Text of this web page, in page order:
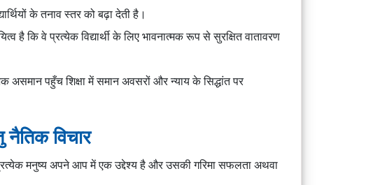
के तनाव स्तर को बढ़ा देती है।
है कि वे प्रत्येक विद्यार्थी के लिए भावनात्मक रूप से सुरक्षित वातावरण
असमान पहुँच शिक्षा में समान अवसरों और न्याय के सिद्धांत पर
नैतिक विचार
मनुष्य अपने आप में एक उद्देश्य है और उसकी गरिमा सफलता अथवा